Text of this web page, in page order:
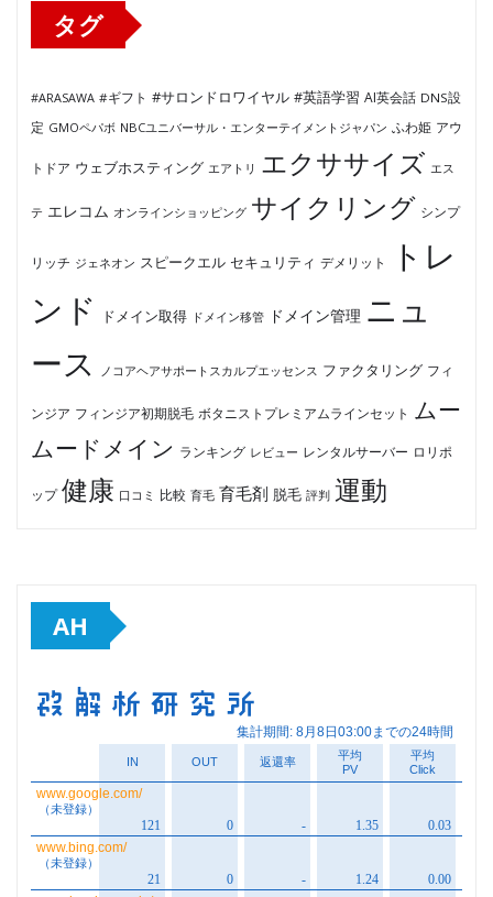
タグ
#ARASAWA #ギフト #サロンドロワイヤル #英語学習 AI英会話 DNS設
定 GMOペパボ NBCユニバーサル・エンターテイメントジャパン ふわ姫 アウ
トドア ウェブホスティング エアトリ エクササイズ エス
テ エレコム オンラインショッピング サイクリング シンプ
リッチ ジェネオン スピークエル セキュリティ デメリット
トレ
ンド
ドメイン取得 ドメイン移管 ドメイン管理 ニュ
ース
ノコアヘアサポートスカルプエッセンス ファクタリング フィ
ンジア フィンジア初期脱毛 ボタニストプレミアムラインセット ムー
ムードメイン ランキング レビュー レンタルサーバー ロリポ
ップ 健康 口コミ 比較 育毛 育毛剤 脱毛 評判 運動
AH